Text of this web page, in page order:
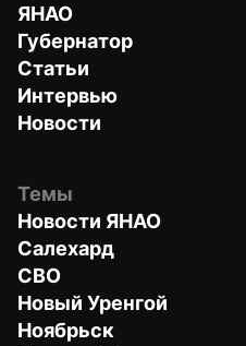
ЯНАО
Губернатор
Статьи
Интервью
Новости
Темы
Новости ЯНАО
Салехард
СВО
Новый Уренгой
Ноябрьск